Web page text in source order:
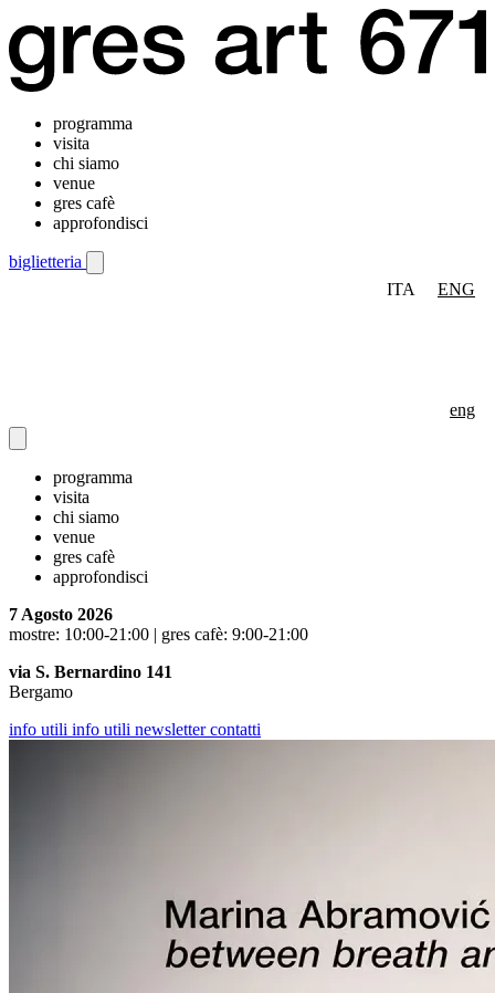
programma
visita
chi siamo
venue
gres cafè
approfondisci
biglietteria
ITA
ENG
eng
programma
visita
chi siamo
venue
gres cafè
approfondisci
7 Agosto 2026
mostre: 10:00-21:00 | gres cafè: 9:00-21:00
via S. Bernardino 141
Bergamo
info utili info utili newslettercontatti